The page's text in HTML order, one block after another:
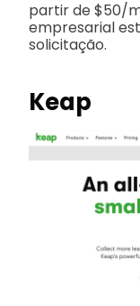
partir de $50/
empresarial
solicitação.
Keap